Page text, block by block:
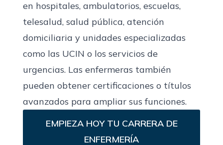
en hospitales, ambulatorios, escuelas,
telesalud, salud pública, atención
domiciliaria y unidades especializadas
como las UCIN o los servicios de
urgencias. Las enfermeras también
pueden obtener certificaciones o títulos
avanzados para ampliar sus funciones.
EMPIEZA HOY TU CARRERA DE
ENFERMERÍA